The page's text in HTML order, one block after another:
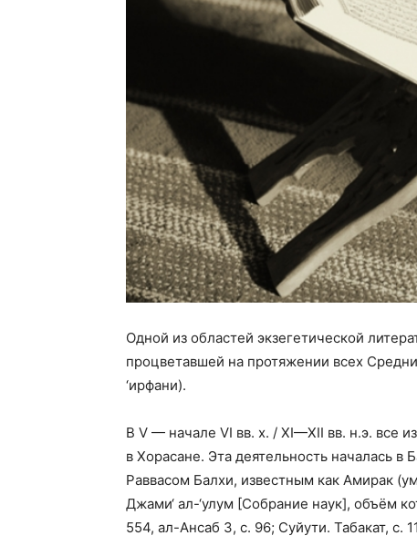
Одной из областей экзегетической
процветавшей на протяжении всех
‘ирфани).
В V — начале VI вв. х. / XI—XII вв. н.э. все
в Хорасане. Эта деятельность началась
Раввасом Балхи, известным как Амирак
Джами‘ ал-‘улум [Собрание наук], объём
554, ал-Ансаб 3, с. 96; Суйути. Табакат, с.